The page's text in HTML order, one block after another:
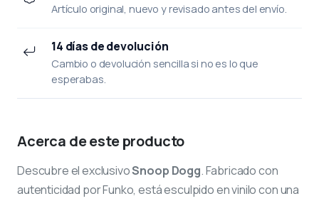
Artículo original, nuevo y revisado antes del envío.
14 días de devolución
Cambio o devolución sencilla si no es lo que
esperabas.
Acerca de este producto
Descubre el exclusivoSnoop Dogg. Fabricado con
autenticidad por Funko, está esculpido en vinilo con una